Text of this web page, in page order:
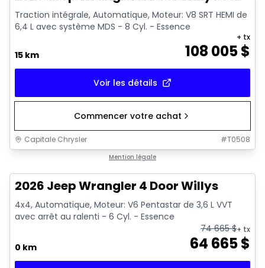
Traction intégrale, Automatique, Moteur: V8 SRT HEMI de
6,4 L avec système MDS - 8 Cyl. - Essence
15 km 108 005$
+ tx
Voir les détails
Commencer votre achat
Capitale Chrysler #T0508
Mention légale
2026 Jeep Wrangler 4 Door Willys
4x4, Automatique, Moteur: V6 Pentastar de 3,6 L VVT
avec arrêt au ralenti - 6 Cyl. - Essence
0 km 64 665$
74 665$+ tx